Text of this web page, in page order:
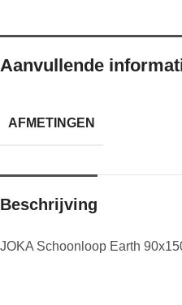
Aanvullende
AFMETINGEN
Beschrijving
JOKA Schoonloop Earth